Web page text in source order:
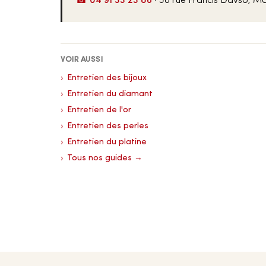
VOIR AUSSI
Entretien des bijoux
Entretien du diamant
Entretien de l'or
Entretien des perles
Entretien du platine
Tous nos guides →